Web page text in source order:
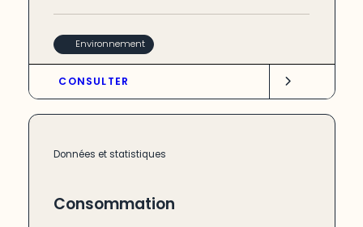
Environnement
CONSULTER
Données et statistiques
Consommation